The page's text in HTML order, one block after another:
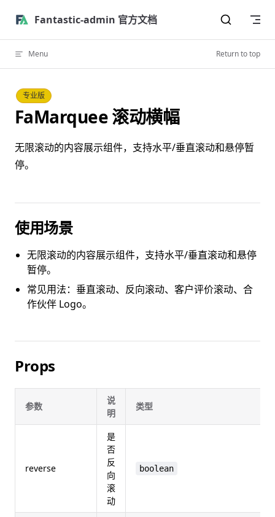
Skip to content
Fantastic-admin 官方文档
Menu Return to top
专业版
FaMarquee 滚动横幅
无限滚动的内容展示组件，支持水平/垂直滚动和悬停暂
停。
使用场景
无限滚动的内容展示组件，支持水平/垂直滚动和悬停
暂停。
常见用法：垂直滚动、反向滚动、客户评价滚动、合
作伙伴 Logo。
Props
参数
说
明
类型
reverse
是
否
反
向
滚
动
boolean